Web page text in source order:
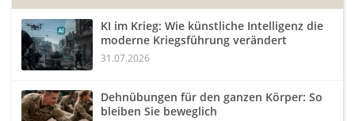
KI im Krieg: Wie künstliche Intelligenz die
moderne Kriegsführung verändert
31.07.2026
Dehnübungen für den ganzen Körper: So
bleiben Sie beweglich